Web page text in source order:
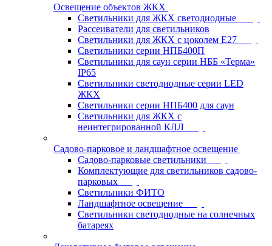
Освещение объектов ЖКХ
Светильники для ЖКХ светодиодные
Рассеиватели для светильников
Светильники для ЖКХ с цоколем Е27
Светильники серии НПБ400П
Светильники для саун серии НББ «Терма»
IP65
Светильники светодиодные серии LED
ЖКХ
Светильники серии НПБ400 для саун
Светильники для ЖКХ с
неинтегрированной КЛЛ
Садово-парковое и ландшафтное освещение
Садово-парковые светильники
Комплектующие для светильников садово-
парковых
Светильники ФИТО
Ландшафтное освещение
Светильники светодиодные на солнечных
батареях